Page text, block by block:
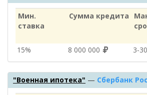
Мин.
ставка
Сумма кредита
15%
8 000 000
"Военная ипотека" — Сбербанк